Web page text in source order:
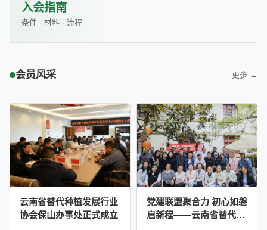
入会指南
条件 · 材料 · 流程
会员风采 更多 →
云南省替代种植发展行业
协会保山办事处正式成立
党建联盟聚合力 初心如磐
启新程——云南省替代种